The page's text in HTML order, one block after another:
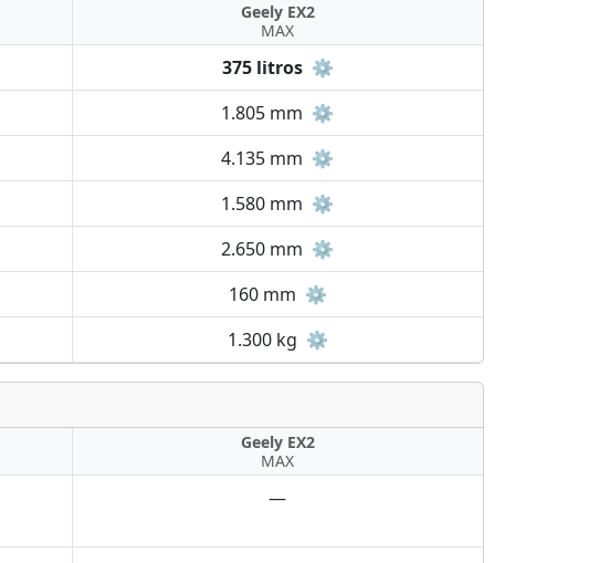
Geely EX2
MAX
375 litros ⚙️
1.805 mm ⚙️
4.135 mm ⚙️
1.580 mm ⚙️
2.650 mm ⚙️
160 mm ⚙️
1.300 kg ⚙️
Geely EX2
MAX
—